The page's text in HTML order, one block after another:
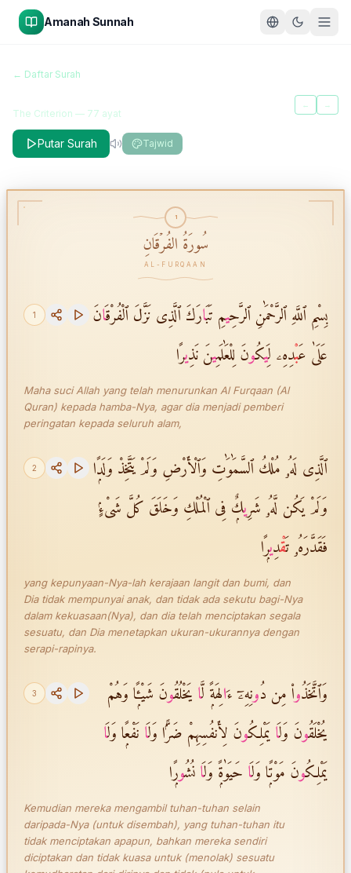
Amanah Sunnah
← Daftar Surah
The Criterion — 77 ayat
← →
Putar Surah Tajwid
1
سُورَةُ الفُرۡقَانِ
AL-FURQAAN
بِسْمِ ٱللَّهِ ٱلرَّحْمَٰنِ ٱلرَّحِيمِ تَبَارَكَ ٱلَّذِى نَزَّلَ ٱلْفُرْقَانَ
عَلَىٰ عَبْدِهِۦ لِيَكُونَ لِلْعَٰلَمِينَ نَذِيرًا
1
Maha suci Allah yang telah menurunkan Al Furqaan (Al
Quran) kepada hamba-Nya, agar dia menjadi pemberi
peringatan kepada seluruh alam,
ٱلَّذِى لَهُۥ مُلْكُ ٱلسَّمَٰوَٰتِ وَٱلْأَرْضِ وَلَمْ يَتَّخِذْ وَلَدًۭا
وَلَمْ يَكُن لَّهُۥ شَرِيكٌۭ فِى ٱلْمُلْكِ وَخَلَقَ كُلَّ شَىْءٍۢ
فَقَدَّرَهُۥ تَقْدِيرًۭا
2
yang kepunyaan-Nya-lah kerajaan langit dan bumi, dan
Dia tidak mempunyai anak, dan tidak ada sekutu bagi-Nya
dalam kekuasaan(Nya), dan dia telah menciptakan segala
sesuatu, dan Dia menetapkan ukuran-ukurannya dengan
serapi-rapinya.
وَٱتَّخَذُوا۟ مِن دُونِهِۦٓ ءَالِهَةًۭ لَّا يَخْلُقُونَ شَيْـًۭٔا وَهُمْ
يُخْلَقُونَ وَلَا يَمْلِكُونَ لِأَنفُسِهِمْ ضَرًّۭا وَلَا نَفْعًۭا وَلَا
يَمْلِكُونَ مَوْتًۭا وَلَا حَيَوٰةًۭ وَلَا نُشُورًۭا
3
Kemudian mereka mengambil tuhan-tuhan selain
daripada-Nya (untuk disembah), yang tuhan-tuhan itu
tidak menciptakan apapun, bahkan mereka sendiri
diciptakan dan tidak kuasa untuk (menolak) sesuatu